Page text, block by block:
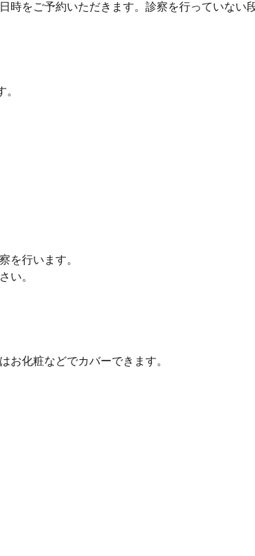
をご予約いただきます。診察を行っていない
を行います。
い。
お化粧などでカバーできます。